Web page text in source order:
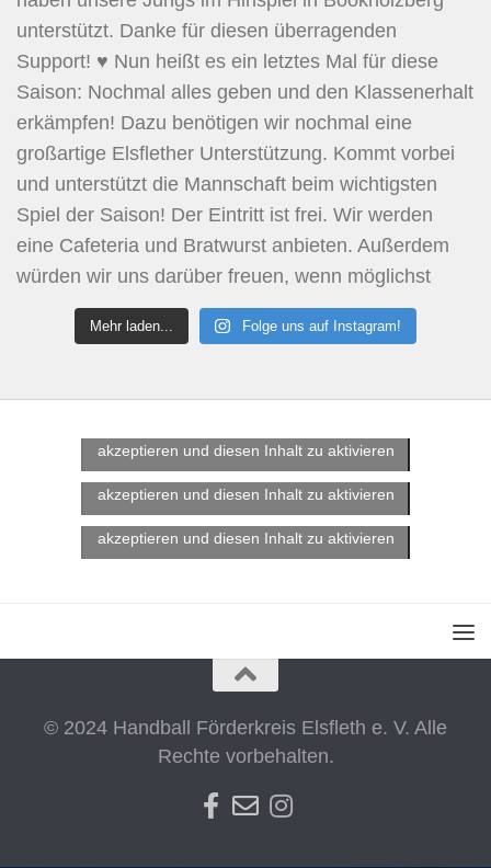
Mehr laden... Folge uns auf Instagram!
akzeptieren und diesen Inhalt zu aktivieren
Klicke hier, um Marketing-Cookies zu
akzeptieren und diesen Inhalt zu aktivieren
Klicke hier, um Marketing-Cookies zu
akzeptieren und diesen Inhalt zu aktivieren
© 2024 Handball Förderkreis Elsfleth e. V. Alle
Rechte vorbehalten.